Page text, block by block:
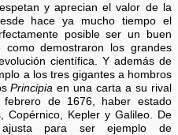
y aprecian el valor de la
hace ya mucho tiempo el
posible ser un buen
demostraron los grandes
científica. Y además de
a los tres gigantes a hombros
Principia en una carta a su rival
de 1676, haber estado
Copérnico, Kepler y Galileo. De
para ser ejemplo de